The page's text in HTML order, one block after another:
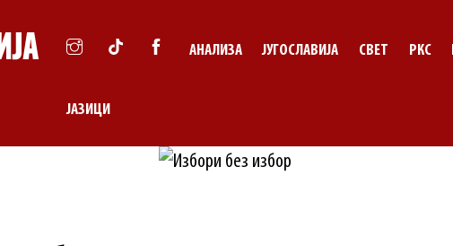
АНАЛИЗА ЈУГОСЛАВИЈА СВЕТ РКС
ЈАЗИЦИ